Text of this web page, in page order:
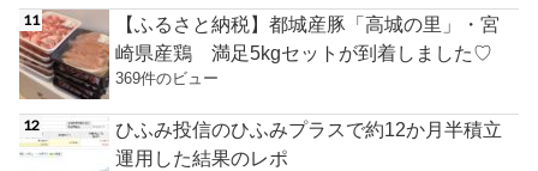
【ふるさと納税】都城産豚「高城の里」・宮
崎県産鶏 満足5kgセットが到着しました♡
369件のビュー
ひふみ投信のひふみプラスで約12か月半積立
運用した結果のレポ